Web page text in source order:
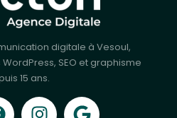
digitale à Vesoul,
SEO et graphisme
15 ans.